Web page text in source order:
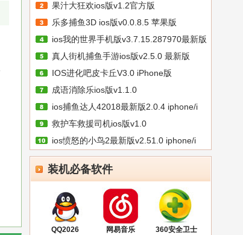
果汁大狂欢ios版v1.2官方版
乐多捕鱼3D ios版v0.0.8.5 苹果版
ios我的世界手机版v3.7.15.287970最新版
真人街机捕鱼手游ios版v2.5.0 最新版
IOS进化吧皮卡丘V3.0 iPhone版
成语消除乐ios版v1.1.0
ios捕鱼达人42018最新版2.0.4 iphone/i
救护车救援司机ios版v1.0
ios愤怒的小鸟2最新版v2.51.0 iphone/i
装机必备软件
QQ2026
网易音乐
360安全卫士